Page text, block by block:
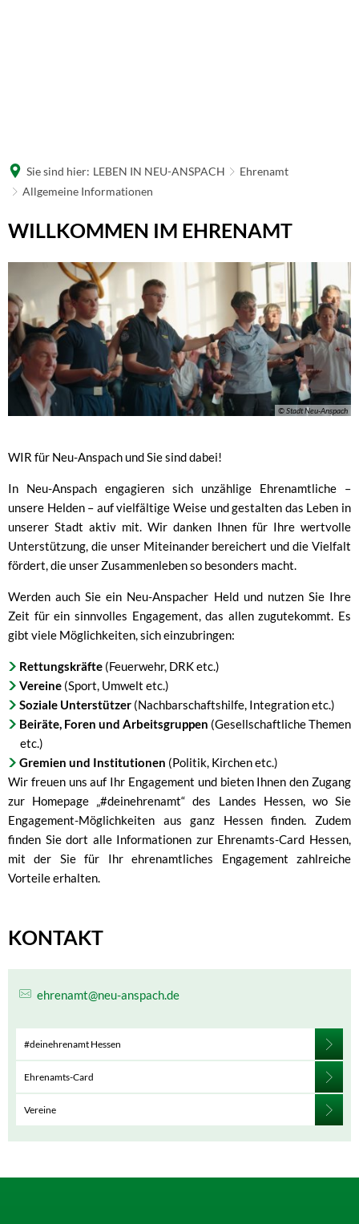
Sie sind hier: LEBEN IN NEU-ANSPACH
Ehrenamt
Allgemeine Informationen
Allgemeine
Informationen
WILLKOMMEN IM EHRENAMT
© Stadt Neu-Anspach
WIR für Neu-Anspach und Sie sind dabei!
In Neu-Anspach engagieren sich unzählige Ehrenamtliche –
unsere Helden – auf vielfältige Weise und gestalten das Leben in
unserer Stadt aktiv mit. Wir danken Ihnen für Ihre wertvolle
Unterstützung, die unser Miteinander bereichert und die Vielfalt
fördert, die unser Zusammenleben so besonders macht.
Werden auch Sie ein Neu-Anspacher Held und nutzen Sie Ihre
Zeit für ein sinnvolles Engagement, das allen zugutekommt. Es
gibt viele Möglichkeiten, sich einzubringen:
Rettungskräfte (Feuerwehr, DRK etc.)
Vereine (Sport, Umwelt etc.)
Soziale Unterstützer (Nachbarschaftshilfe, Integration etc.)
Beiräte, Foren und Arbeitsgruppen (Gesellschaftliche Themen
etc.)
Gremien und Institutionen (Politik, Kirchen etc.)
Wir freuen uns auf Ihr Engagement und bieten Ihnen den Zugang
zur Homepage „#deinehrenamt“ des Landes Hessen, wo Sie
Engagement-Möglichkeiten aus ganz Hessen finden. Zudem
finden Sie dort alle Informationen zur Ehrenamts-Card Hessen,
mit der Sie für Ihr ehrenamtliches Engagement zahlreiche
Vorteile erhalten.
KONTAKT
ehrenamt@neu-anspach.de
#deinehrenamt Hessen
Ehrenamts-Card
Vereine